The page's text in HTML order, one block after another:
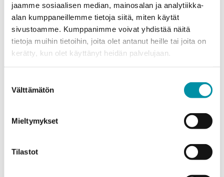
jaamme sosiaalisen median, mainosalan ja analytiikka-
alan kumppaneillemme tietoja siitä, miten käytät
sivustoamme. Kumppanimme voivat yhdistää näitä
tietoja muihin tietoihin, joita olet antanut heille tai joita on
kerätty, kun olet käyttänyt heidän palvelujaan.
valinta
Välttämätön
Mieltymykset
Tilastot
Sähköposti
Puhelinnumero
Tuotteet
Valitse tuote ja syötä tilauksen määrä metreinä. Huomioithan, että